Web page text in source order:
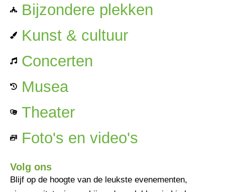
Bijzondere plekken
Kunst & cultuur
Concerten
Musea
Theater
Foto's en video's
Volg ons
Blijf op de hoogte van de leukste evenementen,